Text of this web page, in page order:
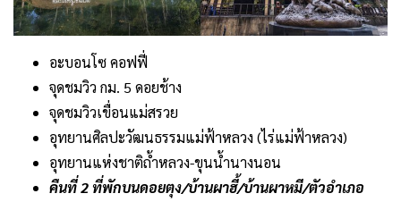
อะบอนโซ คอฟฟี่
จุดชมวิว กม. 5 ดอยช้าง
จุดชมวิวเขื่อนแม่สรวย
อุทยานศิลปะวัฒนธรรมแม่ฟ้าหลวง (ไร่แม่ฟ้าหลวง)
อุทยานแห่งชาติถ้ำหลวง-ขุนน้ำนางนอน
คืนที่ 2 ที่พักบนดอยตุง/บ้านผาฮี้/บ้านผาหมี/ตัวอำเภอ